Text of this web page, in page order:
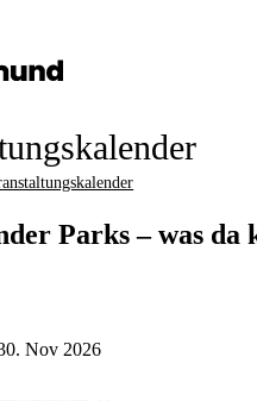
Parks – was
Nov 2026